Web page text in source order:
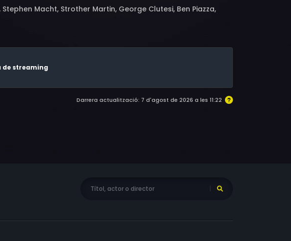
Macht, Strother Martin, George Clutesi, Ben Piazza,
Alice Hirson, José Toledo, Pat Corley, Charlie L. Bird, Danny
Lena Carr, Virginia P. Maney, Wade Stevens, John R.
de streaming
Darrera actualització: 7 d'agost de 2026 a les 11:22